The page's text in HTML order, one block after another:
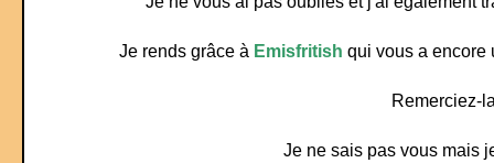
Je rends grâce à Emisfritish qui vous a encore
Remerciez-
Je ne sais pas vous mais